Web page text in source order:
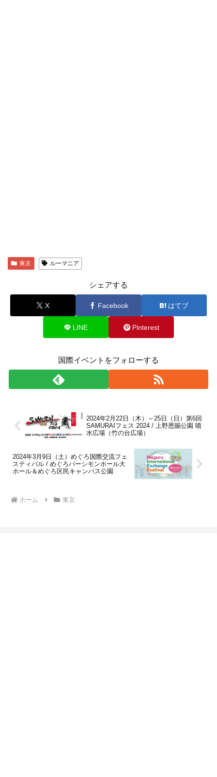
東京 ルーマニア
シェアする
X Facebook はてブ
LINE Pinterest
国際イベントをフォローする
2024年2月22日（木）～25日（日）第6回
SAMURAIフェス 2024 / 上野恩賜公園 噴
水広場（竹の台広場）
2024年3月9日（土）めぐろ国際交流フェ
スティバル / めぐろパーシモンホール大
ホール＆めぐろ区民キャンパス公園
ホーム 東京